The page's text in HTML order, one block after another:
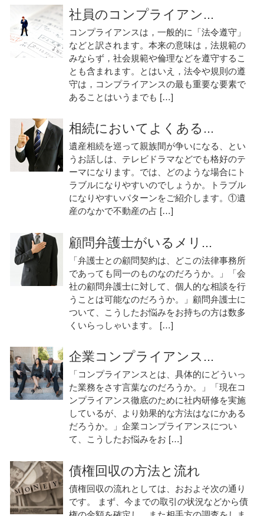
社員のコンプライアン...
コンプライアンスは，一般的に「法令遵守」
などと訳されます。本来の意味は，法規範の
みならず，社会規範や倫理などを遵守するこ
とも含まれます。とはいえ，法令や規則の遵
守は，コンプライアンスの最も重要な要素で
あることはいうまでも […]
相続においてよくある...
遺産相続を巡って親族間が争いになる、とい
うお話しは、テレビドラマなどでも格好のテ
ーマになります。では、どのような場合にト
ラブルになりやすいのでしょうか。トラブル
になりやすいパターンをご紹介します。①遺
産のなかで不動産の占 […]
顧問弁護士がいるメリ...
「弁護士との顧問契約は、どこの法律事務所
であっても同一のものなのだろうか。」「会
社の顧問弁護士に対して、個人的な相談を行
うことは可能なのだろうか。」顧問弁護士に
ついて、こうしたお悩みをお持ちの方は数多
くいらっしゃいます。 […]
企業コンプライアンス...
「コンプライアンスとは、具体的にどういっ
た業務をさす言葉なのだろうか。」「現在コ
ンプライアンス徹底のために社内研修を実施
しているが、より効果的な方法はなにかある
だろうか。」企業コンプライアンスについ
て、こうしたお悩みをお […]
債権回収の方法と流れ
債権回収の流れとしては、おおよそ次の通り
です。 まず、今までの取引の状況などから債